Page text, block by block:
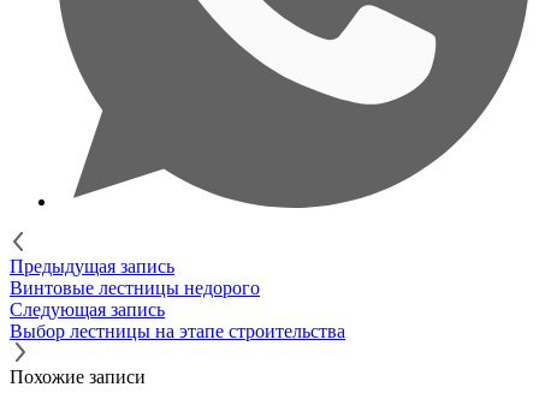
Предыдущая запись
Винтовые лестницы недорого
Следующая запись
Выбор лестницы на этапе строительства
Похожие записи